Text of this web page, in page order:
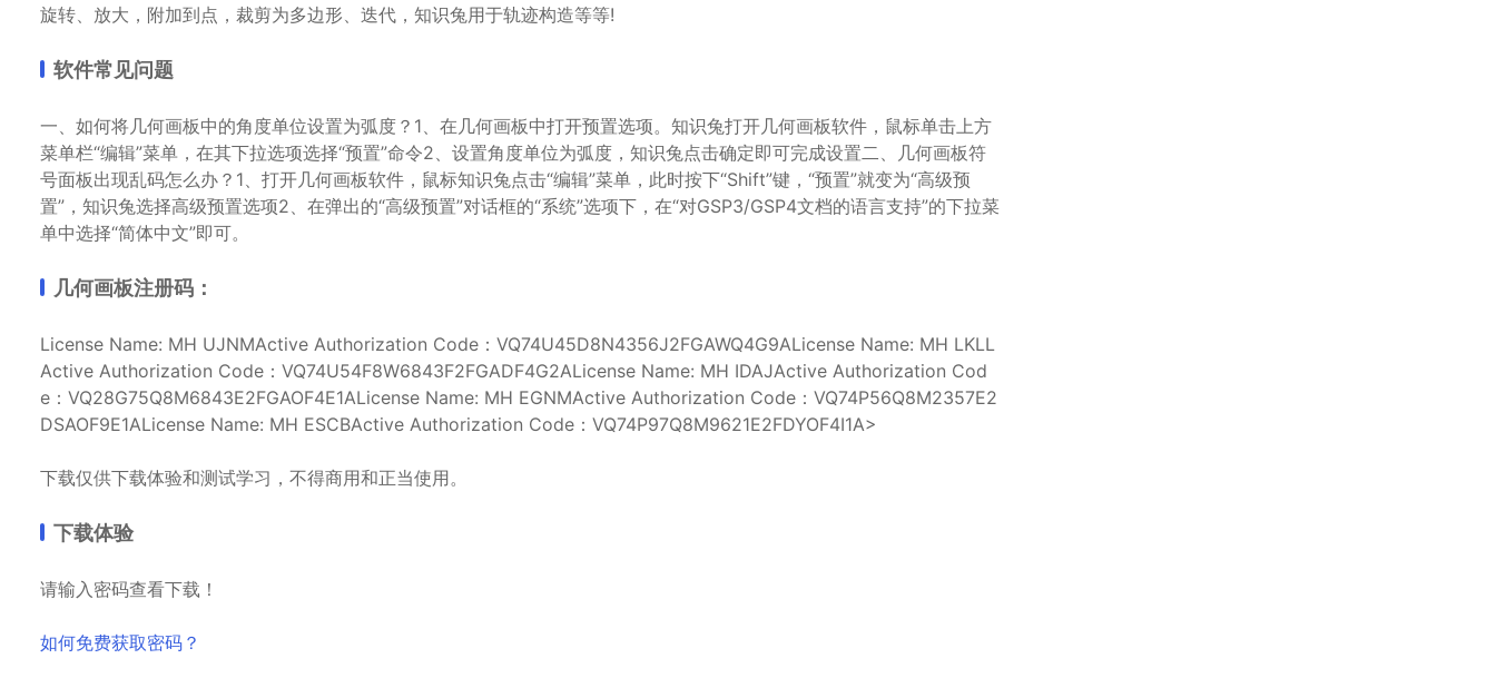
旋转、放大，附加到点，裁剪为多边形、迭代，知识兔用于轨迹构造等等!
软件常见问题
一、如何将几何画板中的角度单位设置为弧度？1、在几何画板中打开预置选项。知识兔打开几何画板软件，鼠标单击上方
菜单栏“编辑”菜单，在其下拉选项选择“预置”命令2、设置角度单位为弧度，知识兔点击确定即可完成设置二、几何画板符
号面板出现乱码怎么办？1、打开几何画板软件，鼠标知识兔点击“编辑”菜单，此时按下“Shift”键，“预置”就变为“高级预
置”，知识兔选择高级预置选项2、在弹出的“高级预置”对话框的“系统”选项下，在“对GSP3/GSP4文档的语言支持”的下拉菜
单中选择“简体中文”即可。
几何画板注册码：
License Name: MH UJNMActive Authorization Code：VQ74U45D8N4356J2FGAWQ4G9ALicense Name: MH LKLL
Active Authorization Code：VQ74U54F8W6843F2FGADF4G2ALicense Name: MH IDAJActive Authorization Cod
e：VQ28G75Q8M6843E2FGAOF4E1ALicense Name: MH EGNMActive Authorization Code：VQ74P56Q8M2357E2
DSAOF9E1ALicense Name: MH ESCBActive Authorization Code：VQ74P97Q8M9621E2FDYOF4I1A>
下载仅供下载体验和测试学习，不得商用和正当使用。
下载体验
请输入密码查看下载！
如何免费获取密码？